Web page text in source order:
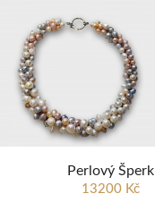
Perlový Šperk
13200 Kč